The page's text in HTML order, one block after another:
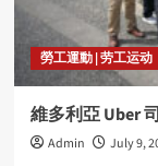
勞工運動 | 劳工运动
維多利亞 Uber
Admin July 9,